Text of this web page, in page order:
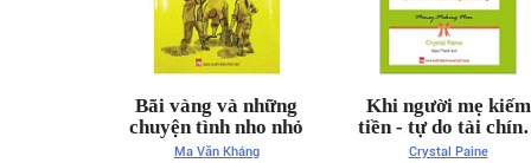
Bãi vàng và những
chuyện tình nho nhỏ
Ma Văn Kháng
Khi người mẹ kiếm
tiền - tự do tài
san sẻ y
Crystal Paine